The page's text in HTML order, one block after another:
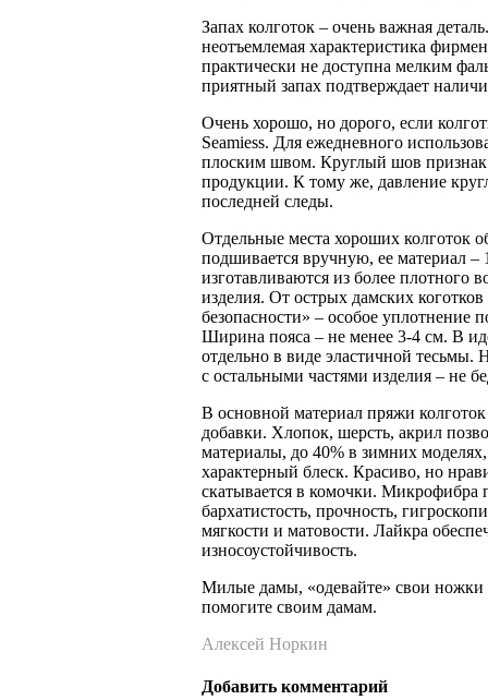
Запах колготок – очень важная
неотъемлемая характеристика
практически не доступна мелким
приятный запах подтверждает
Очень хорошо, но дорого, если
Seamiess. Для ежедневного
плоским швом. Круглый шов признак
продукции. К тому же, давление
последней следы.
Отдельные места хороших колготок
подшивается вручную, ее материал
изготавливаются из более плотного
изделия. От острых дамских
безопасности» – особое уплотнение
Ширина пояса – не менее 3-4 см. В
отдельно в виде эластичной тесьмы.
с остальными частями изделия – не
В основной материал пряжи
добавки. Хлопок, шерсть, акрил
материалы, до 40% в зимних
характерный блеск. Красиво, но
скатывается в комочки. Микрофибра
бархатистость, прочность,
мягкости и матовости. Лайкра
износоустойчивость.
Милые дамы, «одевайте» свои ножки
помогите своим дамам.
Алексей Норкин
Добавить комментарий